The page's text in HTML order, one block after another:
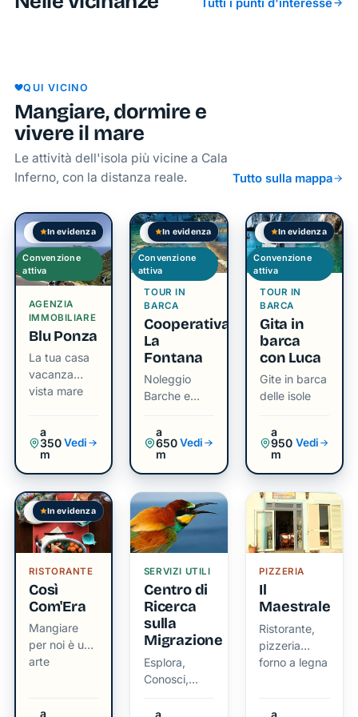
visitatore.
dalla
scalinata
di circa
350
gradini
tempo
collegava
la cala al
paese,
l’accesso
particolarmente
arduo.
Oggi, la
scalinata
inagibile,
e Cala
Inferno è
esclusivamente
via
mare,
così la
sua
selvaggia
Tutti i punti d'interesse
Tartaruga
di
paradiso
tra mare
cristallino
e
lo
QUI VICINO
Mangiare, dormire e
vivere il mare
Le attività dell'isola più vicine a Cala
Inferno, con la distanza reale.
Tutto sulla mappa
AGENZIA
IMMOBILIARE
Blu Ponza
La tua casa
vacanza
vista mare
a
350
m
Vedi
Verificata
Convenzione
attiva
In evidenza
TOUR IN
BARCA
Cooperativa
La
Fontana
Noleggio
Barche e
Gite
Organizzate
a
650
m
Vedi
Verificata
Convenzione
attiva
In evidenza
TOUR IN
BARCA
Gita in
barca
con Luca
Gite in barca
delle isole
a
950
m
Vedi
Verificata
Convenzione
attiva
In evidenza
RISTORANTE
Così
Com'Era
Mangiare
per noi è un
arte
a
Verificata
In evidenza
SERVIZI UTILI
Centro di
Ricerca
sulla
Migrazione
Esplora,
Conosci,
Proteggi - la
Scienza al
a
PIZZERIA
Il
Maestrale
Ristorante,
pizzeria
forno a legna
a